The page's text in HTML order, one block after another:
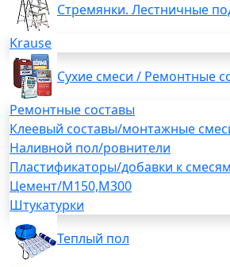
Стремянки. Лестничные
Krause
Сухие смеси / Ремонтные
Ремонтные составы
Клеевый составы/монтажные
Наливной пол/ровнители
Пластификаторы/добавки к
Цемент/М150,М300
Штукатурки
Теплый пол